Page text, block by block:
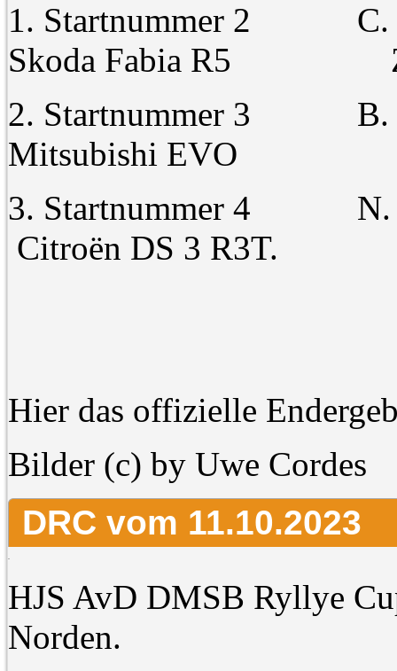
1. Startnummer 2
Skoda Fabia
2. Startnummer 3
Mitsubishi EVO
3. Startnummer 4
Citroën DS 3 R3T.
Hier das offizielle
Bilder (c) by Uwe Cordes
DRC vom 11.10.2023
HJS AvD DMSB Ryllye
Norden.